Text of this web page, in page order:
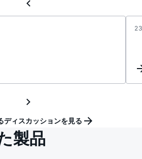
ィスカッションを見る
製品